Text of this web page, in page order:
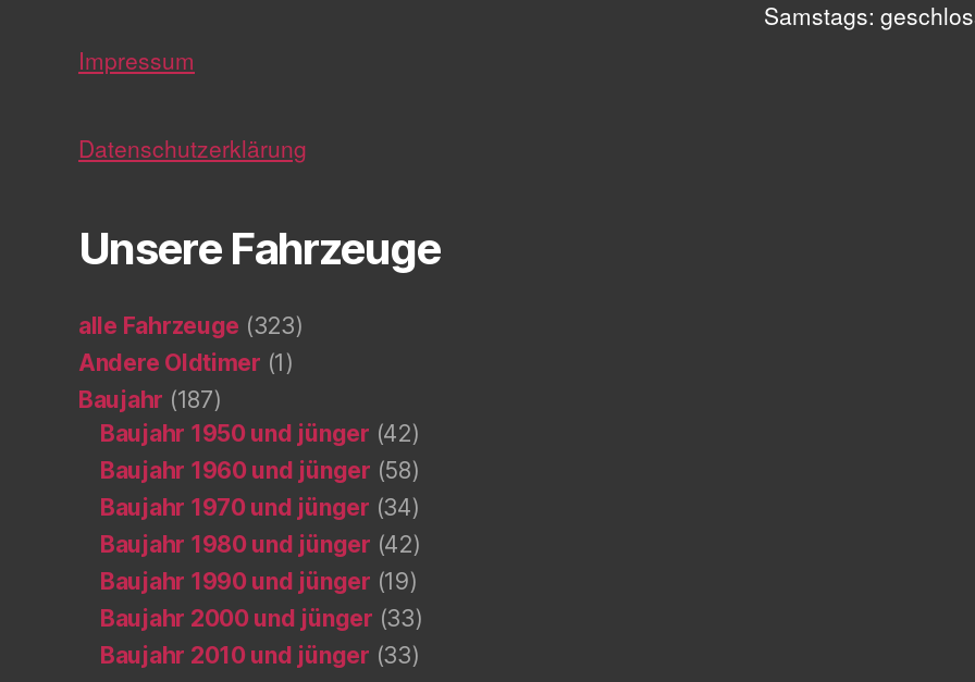
Impressum
Datenschutzerklärung
Unsere Fahrzeuge
alle Fahrzeuge (323)
Andere Oldtimer (1)
Baujahr (187)
Baujahr 1950 und jünger (42)
Baujahr 1960 und jünger (58)
Baujahr 1970 und jünger (34)
Baujahr 1980 und jünger (42)
Baujahr 1990 und jünger (19)
Baujahr 2000 und jünger (33)
Baujahr 2010 und jünger (33)
Samstags: